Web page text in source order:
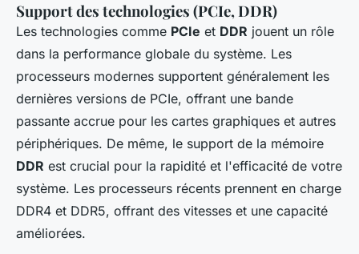
Support des technologies (PCIe, DDR)
Les technologies comme PCIe et DDR jouent un rôle
dans la performance globale du système. Les
processeurs modernes supportent généralement les
dernières versions de PCIe, offrant une bande
passante accrue pour les cartes graphiques et autres
périphériques. De même, le support de la mémoire
DDR est crucial pour la rapidité et l'efficacité de votre
système. Les processeurs récents prennent en charge
DDR4 et DDR5, offrant des vitesses et une capacité
améliorées.